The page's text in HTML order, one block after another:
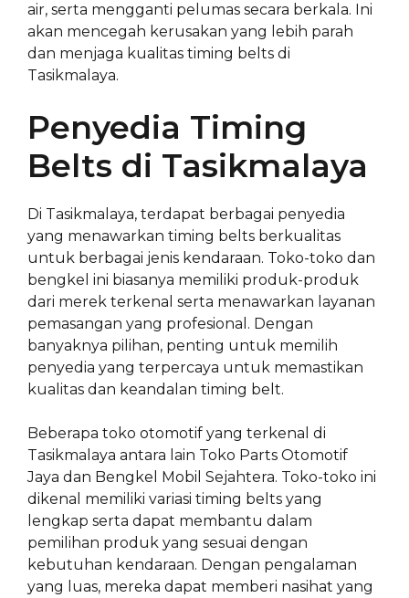
air, serta mengganti pelumas secara berkala. Ini
akan mencegah kerusakan yang lebih parah
dan menjaga kualitas timing belts di
Tasikmalaya.
Penyedia Timing
Belts di Tasikmalaya
Di Tasikmalaya, terdapat berbagai penyedia
yang menawarkan timing belts berkualitas
untuk berbagai jenis kendaraan. Toko-toko dan
bengkel ini biasanya memiliki produk-produk
dari merek terkenal serta menawarkan layanan
pemasangan yang profesional. Dengan
banyaknya pilihan, penting untuk memilih
penyedia yang terpercaya untuk memastikan
kualitas dan keandalan timing belt.
Beberapa toko otomotif yang terkenal di
Tasikmalaya antara lain Toko Parts Otomotif
Jaya dan Bengkel Mobil Sejahtera. Toko-toko ini
dikenal memiliki variasi timing belts yang
lengkap serta dapat membantu dalam
pemilihan produk yang sesuai dengan
kebutuhan kendaraan. Dengan pengalaman
yang luas, mereka dapat memberi nasihat yang